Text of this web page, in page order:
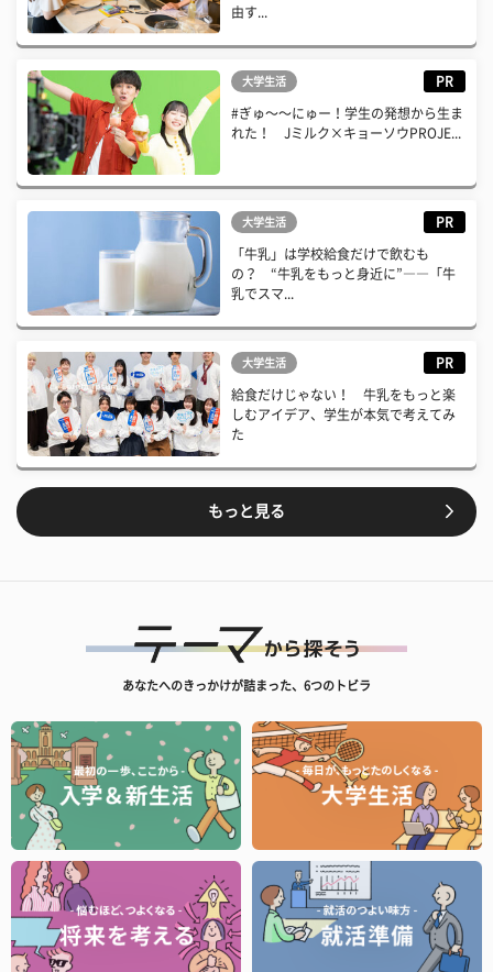
由す...
大学生活 PR
#ぎゅ〜〜にゅー！学生の発想から生ま
れた！ Jミルク×キョーソウPROJE...
大学生活 PR
「牛乳」は学校給食だけで飲むも
の？ “牛乳をもっと身近に”――「牛
乳でスマ...
大学生活 PR
給食だけじゃない！ 牛乳をもっと楽
しむアイデア、学生が本気で考えてみ
た
もっと見る
あなたへのきっかけが詰まった、6つのトビラ